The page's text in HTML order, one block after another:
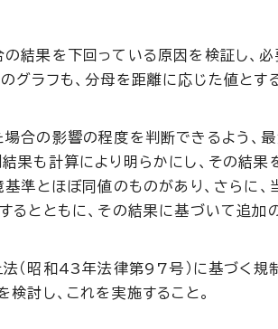
結果を下回っている原因を検証し、必
グラフも、分母を距離に応じた値とす
合の影響の程度を判断できるよう、
果も計算により明らかにし、その結果
準とほぼ同値のものがあり、さらに、
るとともに、その結果に基づいて追加
（昭和43年法律第97号）に基づく規
討し、これを実施すること。